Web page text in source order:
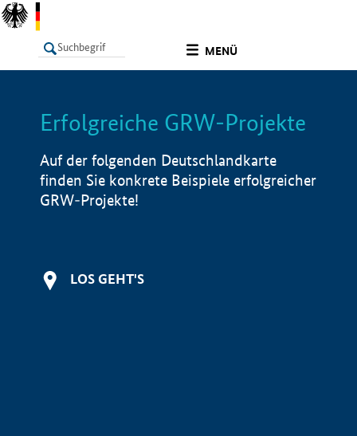
MENÜ
LISTE Info
Erfolgreiche GRW-Projekte
Auf der folgenden Deutschlandkarte
finden Sie konkrete Beispiele erfolgreicher
GRW-Projekte!
LOS GEHT'S